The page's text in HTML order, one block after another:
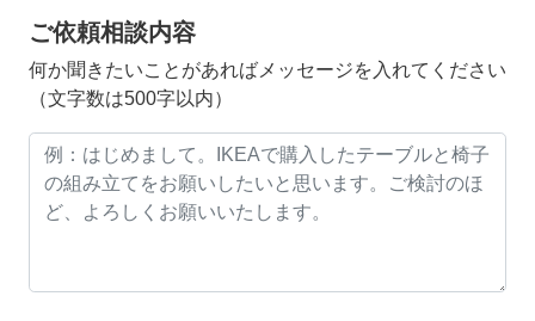
ご依頼相談内容
何か聞きたいことがあればメッセージを入れてください
（文字数は500字以内）